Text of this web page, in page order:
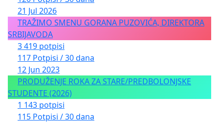
21 Jul 2026
TRAŽIMO SMENU GORANA PUZOVIĆA, DIREKTORA
SRBIJAVODA
3 419 potpisi
117 Potpisi / 30 dana
12 Jun 2023
PRODUŽENJE ROKA ZA STARE/PREDBOLONJSKE
STUDENTE (2026)
1 143 potpisi
115 Potpisi / 30 dana